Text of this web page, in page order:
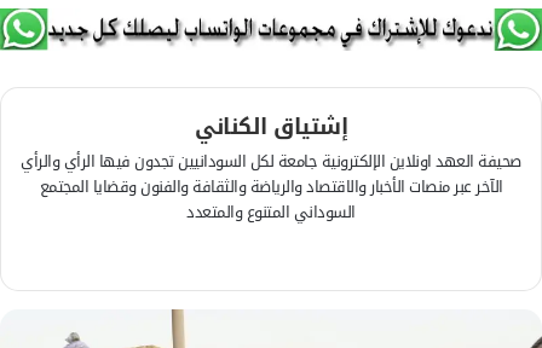
إشتياق الكناني
صحيفة العهد اونلاين الإلكترونية جامعة لكل السودانيين تجدون فيها الرأي والرأي
الآخر عبر منصات الأخبار والاقتصاد والرياضة والثقافة والفنون وقضايا المجتمع
السوداني المتنوع والمتعدد
م